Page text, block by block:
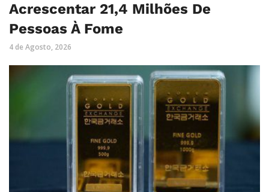
Acrescentar 21,4 Milhões De
Pessoas À Fome
4 de Agosto, 2026